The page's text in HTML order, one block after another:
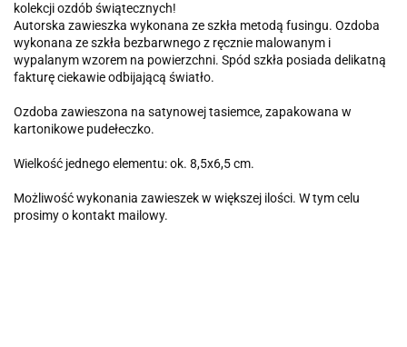
kolekcji ozdób świątecznych!
Autorska zawieszka wykonana ze szkła metodą fusingu. Ozdoba
wykonana ze szkła bezbarwnego z ręcznie malowanym i
wypalanym wzorem na powierzchni. Spód szkła posiada delikatną
fakturę ciekawie odbijającą światło.
Ozdoba zawieszona na satynowej tasiemce, zapakowana w
kartonikowe pudełeczko.
Wielkość jednego elementu: ok. 8,5x6,5 cm.
Możliwość wykonania zawieszek w większej ilości. W tym celu
prosimy o kontakt mailowy.